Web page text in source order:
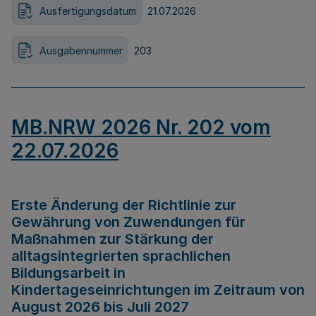
Ausfertigungsdatum 21.07.2026
Ausgabennummer 203
MB.NRW 2026 Nr. 202 vom
22.07.2026
Erste Änderung der Richtlinie zur
Gewährung von Zuwendungen für
Maßnahmen zur Stärkung der
alltagsintegrierten sprachlichen
Bildungsarbeit in
Kindertageseinrichtungen im Zeitraum von
August 2026 bis Juli 2027